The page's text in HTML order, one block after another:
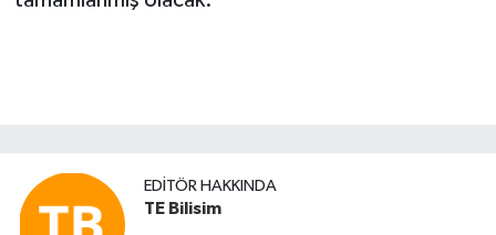
EDITÖR HAKKINDA
TE Bilisim